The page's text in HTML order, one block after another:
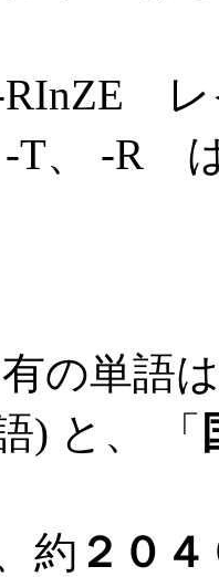
イン
-T、 -R
の単語
) と、 「
約 ２０